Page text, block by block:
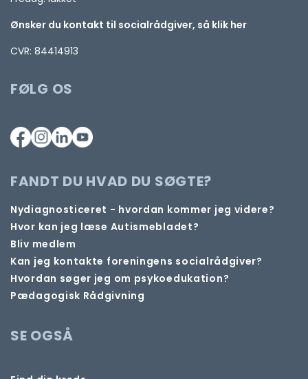
Ønsker du kontakt til socialrådgiver, så klik her
CVR: 84414913
FØLG OS
FANDT DU HVAD DU SØGTE?
Nydiagnosticeret - hvordan kommer jeg videre?
Hvor kan jeg læse Autismebladet?
Bliv medlem
Kan jeg kontakte foreningens socialrådgiver?
Hvordan søger jeg om psykoedukation?
Pædagogisk Rådgivning
SE OGSÅ